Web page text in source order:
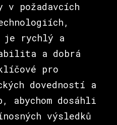
v požadavcích
je rychlý a
a dobrá
pro
dovedností a
abychom dosáhli
výsledků